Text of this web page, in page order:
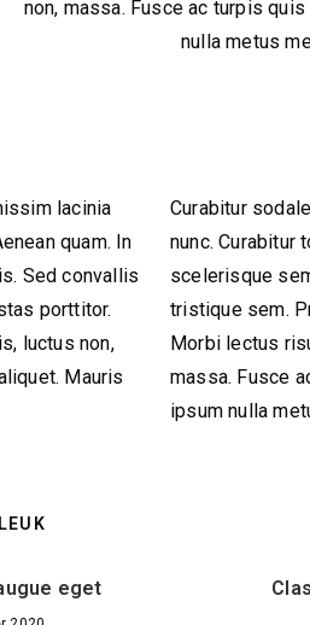
non, massa. Fusce ac turpis
nulla metus
lacinia
quam. In
Sed convallis
porttitor.
luctus non,
Mauris
Curabitur
nunc. Curabitur
scelerisque
tristique sem.
Morbi lectus
massa. Fusce
ipsum nulla
eget